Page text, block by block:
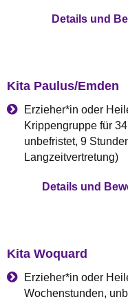
Details und
Kita Paulus/Emden
Erzieher*in oder
Krippengruppe für
unbefristet, 9
Langzeitvertretung)
Details und
Kita Woquard
Erzieher*in oder
Wochenstunden,